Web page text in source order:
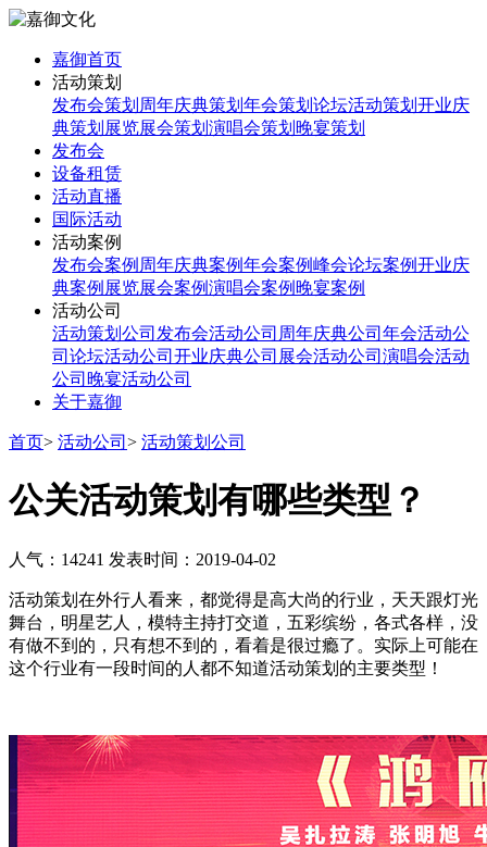
嘉御首页
活动策划
发布会策划 周年庆典策划 年会策划 论坛活动策划 开业庆
典策划 展览展会策划 演唱会策划 晚宴策划
发布会
设备租赁
活动直播
国际活动
活动案例
发布会案例 周年庆典案例年会案例峰会论坛案例开业庆
典案例 展览展会案例演唱会案例 晚宴案例
活动公司
活动策划公司 发布会活动公司 周年庆典公司 年会活动公
司 论坛活动公司 开业庆典公司 展会活动公司 演唱会活动
公司 晚宴活动公司
关于嘉御
首页> 活动公司 > 活动策划公司
公关活动策划有哪些类型？
人气：14241 发表时间：2019-04-02
活动策划在外行人看来，都觉得是高大尚的行业，天天跟灯光
舞台，明星艺人，模特主持打交道，五彩缤纷，各式各样，没
有做不到的，只有想不到的，看着是很过瘾了。实际上可能在
这个行业有一段时间的人都不知道活动策划的主要类型！